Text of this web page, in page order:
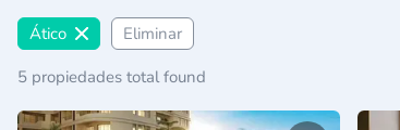
Ático
Eliminar
5 propiedades total found